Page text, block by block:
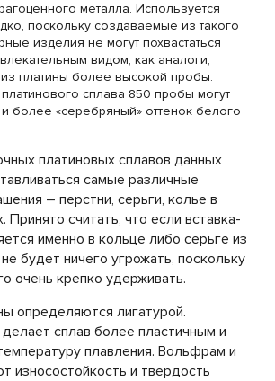
металла. Используется
поскольку создаваемые из такого
изделия не могут похвастаться
видом, как аналоги,
платины более высокой пробы.
сплава 850 пробы могут
и более «серебряный» оттенок белого
платиновых сплавов данных
самые различные
– перстни, серьги, колье в
Принято считать, что если вставка-
именно в кольце либо серьге из
будет ничего угрожать, поскольку
очень крепко удерживать.
определяются лигатурой.
сплав более пластичным и
плавления. Вольфрам и
износостойкость и твердость